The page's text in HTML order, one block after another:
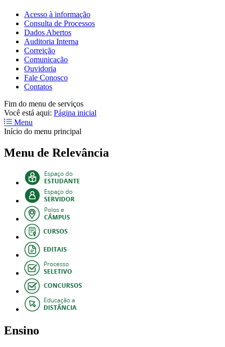
Acesso à informação
Consulta de Processos
Dados Abertos
Auditoria Interna
Correição
Comunicação
Ouvidoria
Fale Conosco
Contatos
Fim do menu de serviços
Você está aqui: Página inicial
Menu
Início do menu principal
Menu de Relevância
Ensino